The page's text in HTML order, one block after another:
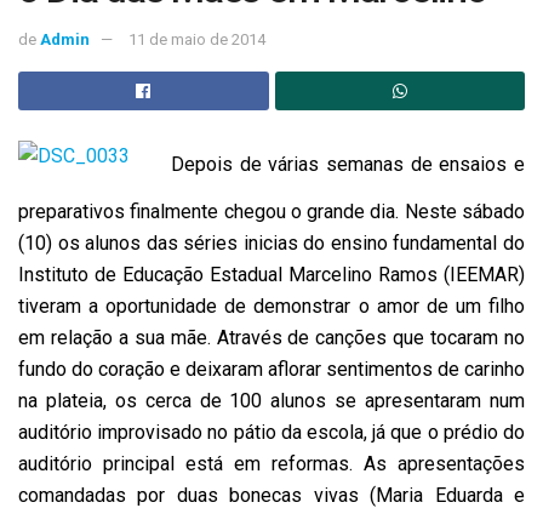
de Admin 11 de maio de 2014
Depois de várias semanas de ensaios e
preparativos finalmente chegou o grande dia. Neste sábado
(10) os alunos das séries inicias do ensino fundamental do
Instituto de Educação Estadual Marcelino Ramos (IEEMAR)
tiveram a oportunidade de demonstrar o amor de um filho
em relação a sua mãe. Através de canções que tocaram no
fundo do coração e deixaram aflorar sentimentos de carinho
na plateia, os cerca de 100 alunos se apresentaram num
auditório improvisado no pátio da escola, já que o prédio do
auditório principal está em reformas. As apresentações
comandadas por duas bonecas vivas (Maria Eduarda e